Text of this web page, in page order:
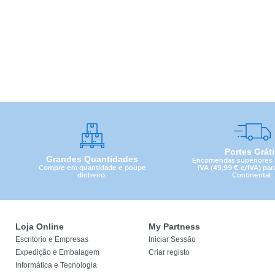
Grandes Quantidades
Compre em quantidade e poupe
dinheiro.
Portes
Encomendas superiores
IVA (49,99 € c/IVA)
Continental.
Loja Online
Escritório e Empresas
Expedição e Embalagem
Informática e Tecnologia
My Partness
Iniciar Sessão
Criar registo